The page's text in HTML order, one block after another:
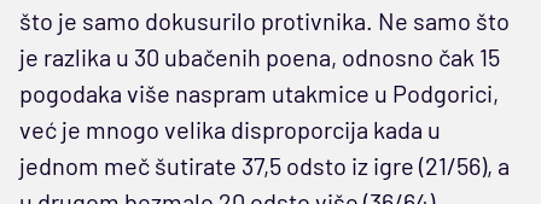
što je samo dokusurilo protivnika. Ne samo što
je razlika u 30 ubačenih poena, odnosno čak 15
pogodaka više naspram utakmice u Podgorici,
već je mnogo velika disproporcija kada u
jednom meč šutirate 37,5 odsto iz igre (21/56), a